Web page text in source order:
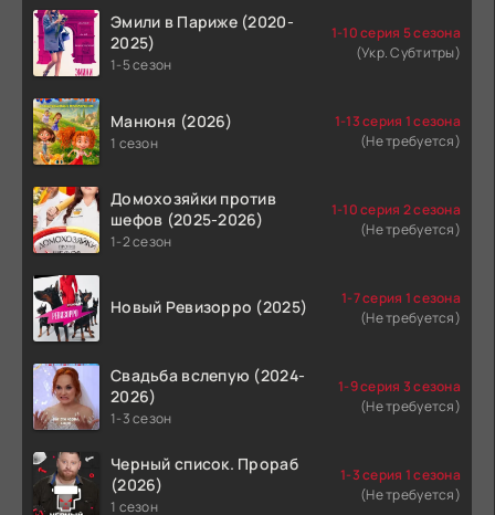
Эмили в Париже (2020-
2025)
1-5 сезон
1-10 серия 5 сезона
(Укр. Субтитры)
Манюня (2026)
1 сезон
1-13 серия 1 сезона
(Не требуется)
Домохозяйки против
шефов (2025-2026)
1-2 сезон
1-10 серия 2 сезона
(Не требуется)
Новый Ревизорро (2025)
1-7 серия 1 сезона
(Не требуется)
Свадьба вслепую (2024-
2026)
1-3 сезон
1-9 серия 3 сезона
(Не требуется)
Черный список. Прораб
(2026)
1 сезон
1-3 серия 1 сезона
(Не требуется)